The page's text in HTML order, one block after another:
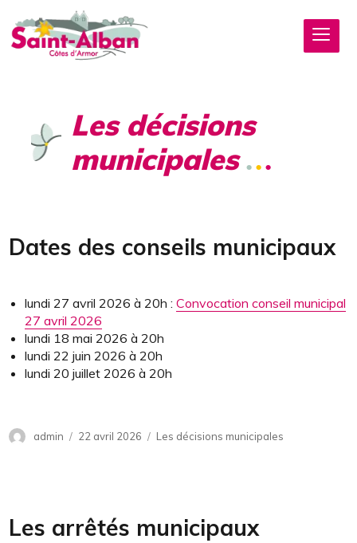
Les décisions
municipales
Dates des conseils municipaux
lundi 27 avril 2026 à 20h : Convocation conseil municipal
27 avril 2026
lundi 18 mai 2026 à 20h
lundi 22 juin 2026 à 20h
lundi 20 juillet 2026 à 20h
Auteur
admin
Publié
22 avril 2026 Catégories
Les décisions municipales
Les arrêtés municipaux